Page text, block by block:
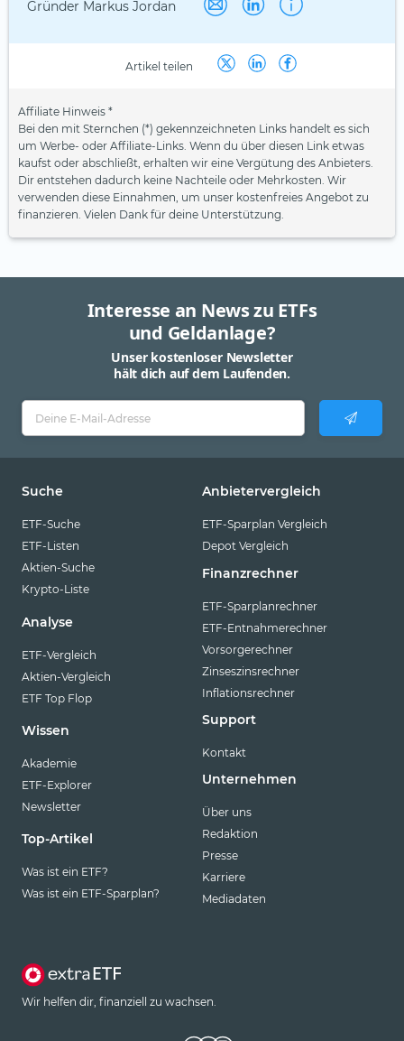
Artikel teilen
Affiliate Hinweis *
Bei den mit Sternchen (*) gekennzeichneten Links handelt es sich
um Werbe- oder Affiliate-Links. Wenn du über diesen Link etwas
kaufst oder abschließt, erhalten wir eine Vergütung des Anbieters.
Dir entstehen dadurch keine Nachteile oder Mehrkosten. Wir
verwenden diese Einnahmen, um unser kostenfreies Angebot zu
finanzieren. Vielen Dank für deine Unterstützung.
Interesse an News zu ETFs
und Geldanlage?
Unser kostenloser Newsletter
hält dich auf dem Laufenden.
Suche
ETF-Suche
ETF-Listen
Aktien-Suche
Krypto-Liste
Analyse
ETF-Vergleich
Aktien-Vergleich
ETF Top Flop
Wissen
Akademie
ETF-Explorer
Newsletter
Top-Artikel
Was ist ein ETF?
Was ist ein ETF-Sparplan?
Anbietervergleich
ETF-Sparplan Vergleich
Depot Vergleich
Finanzrechner
ETF-Sparplanrechner
ETF-Entnahmerechner
Vorsorgerechner
Zinseszinsrechner
Inflationsrechner
Support
Kontakt
Unternehmen
Über uns
Redaktion
Presse
Karriere
Mediadaten
Wir helfen dir, finanziell zu wachsen.